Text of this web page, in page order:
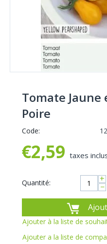
Tomate Jaune
Poire
Code:
€2,59 taxes
Quantité: +
−
Ajouter à la liste de
Ajouter a la liste de